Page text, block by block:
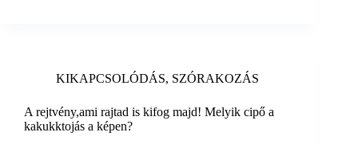
KIKAPCSOLÓDÁS, SZÓRAKOZÁS
A rejtvény,ami rajtad is kifog majd! Melyik cipő a
kakukktojás a képen?